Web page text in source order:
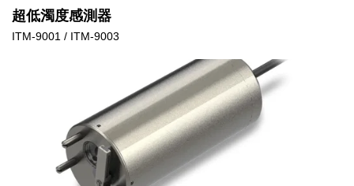
超低濁度感測器
ITM-9001 / ITM-9003